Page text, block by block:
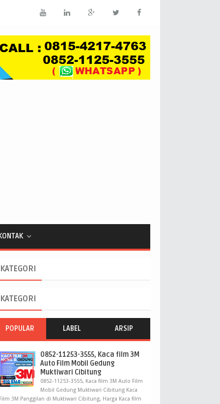
KATEGORI
KATEGORI
POPULAR LABEL ARSIP
0852-11253-3555, Kaca film 3M
Auto Film Mobil Gedung
Muktiwari Cibitung
0852-11253-3555, Kaca film 3M Auto Film
Mobil Gedung Muktiwari Cibitung Kaca
Film 3M Panggilan di Muktiwari Cibitung, Harga Kaca film